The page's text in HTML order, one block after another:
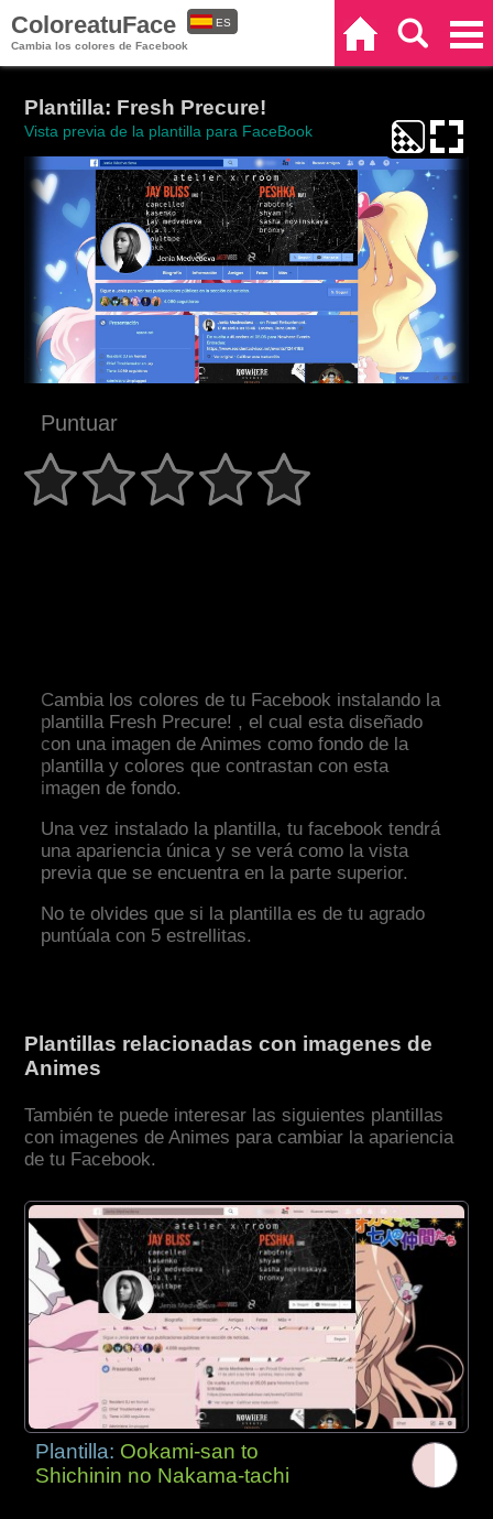
ColoreatuFace
Cambia los colores de Facebook
ES
Plantilla: Fresh Precure!
Vista previa de la plantilla para FaceBook
Puntuar
Cambia los colores de tu Facebook instalando la
plantilla Fresh Precure! , el cual esta diseñado
con una imagen de Animes como fondo de la
plantilla y colores que contrastan con esta
imagen de fondo.
Una vez instalado la plantilla, tu facebook tendrá
una apariencia única y se verá como la vista
previa que se encuentra en la parte superior.
No te olvides que si la plantilla es de tu agrado
puntúala con 5 estrellitas.
Plantillas relacionadas con imagenes de
Animes
También te puede interesar las siguientes plantillas
con imagenes de Animes para cambiar la apariencia
de tu Facebook.
Plantilla: Ookami-san to
Shichinin no Nakama-tachi